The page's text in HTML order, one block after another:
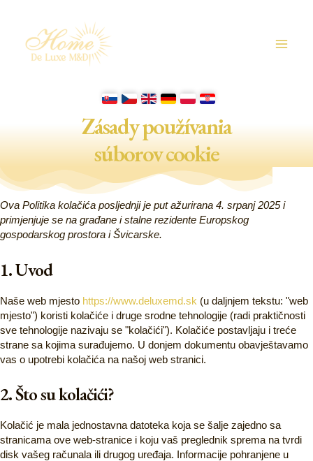
content
Menu
Zásady používania
súborov cookie
Ova Politika kolačića posljednji je put ažurirana 4. srpanj 2025 i
primjenjuje se na građane i stalne rezidente Europskog
gospodarskog prostora i Švicarske.
1. Uvod
Naše web mjesto https://www.deluxemd.sk (u daljnjem tekstu: "web
mjesto") koristi kolačiće i druge srodne tehnologije (radi praktičnosti
sve tehnologije nazivaju se "kolačići"). Kolačiće postavljaju i treće
strane sa kojima surađujemo. U donjem dokumentu obavještavamo
vas o upotrebi kolačića na našoj web stranici.
2. Što su kolačići?
Kolačić je mala jednostavna datoteka koja se šalje zajedno sa
stranicama ove web-stranice i koju vaš preglednik sprema na tvrdi
disk vašeg računala ili drugog uređaja. Informacije pohranjene u
wordpress
complianz
google-
google-
recaptcha